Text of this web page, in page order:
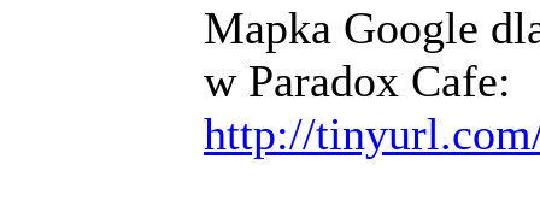
Mapka Google
w Paradox Cafe:
http://